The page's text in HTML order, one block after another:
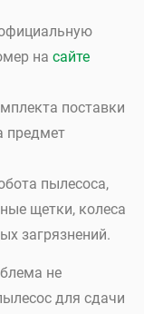
на сайте
поставки
предмет
пылесоса,
щетки, колеса
загрязнений.
не
для сдачи